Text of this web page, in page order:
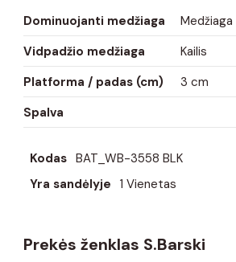
Dominuojanti medžiaga
Medžiaga
Vidpadžio medžiaga
Kailis
Platforma / padas (cm)
3 cm
Spalva
Kodas BAT_WB-3558 BLK
Yra sandėlyje 1 Vienetas
Prekės ženklas S.Barski